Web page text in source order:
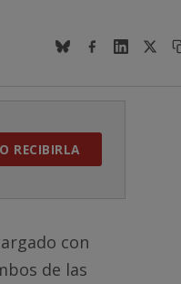
RECIBIRLA
con
de las